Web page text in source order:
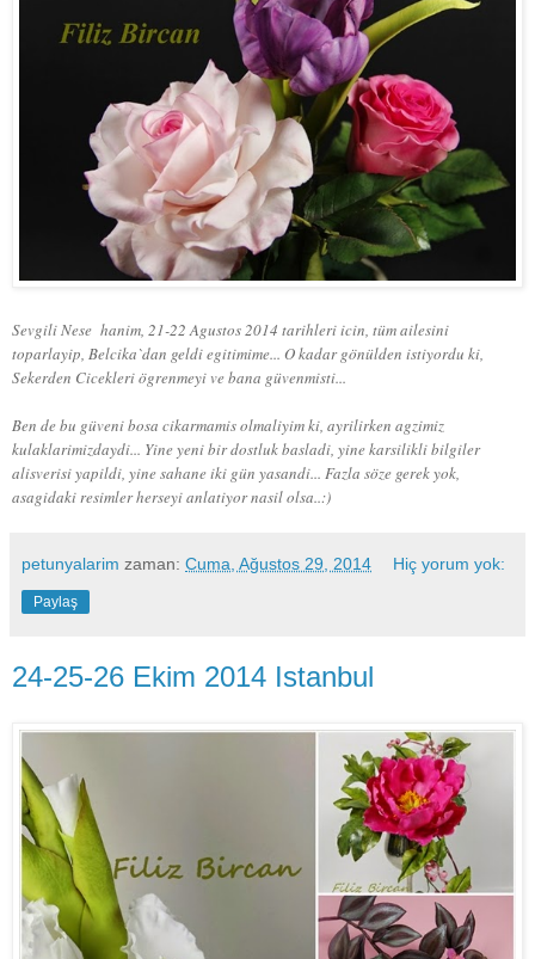
Sevgili Nese hanim, 21-22 Agustos 2014 tarihleri icin, tüm ailesini
toparlayip, Belcika`dan geldi egitimime... O kadar gönülden istiyordu ki,
Sekerden Cicekleri ögrenmeyi ve bana güvenmisti...
Ben de bu güveni bosa cikarmamis olmaliyim ki, ayrilirken agzimiz
kulaklarimizdaydi... Yine yeni bir dostluk basladi, yine karsilikli bilgiler
alisverisi yapildi, yine sahane iki gün yasandi... Fazla söze gerek yok,
asagidaki resimler herseyi anlatiyor nasil olsa..:)
petunyalarim zaman: Cuma, Ağustos 29, 2014 Hiç yorum yok:
Paylaş
24-25-26 Ekim 2014 Istanbul